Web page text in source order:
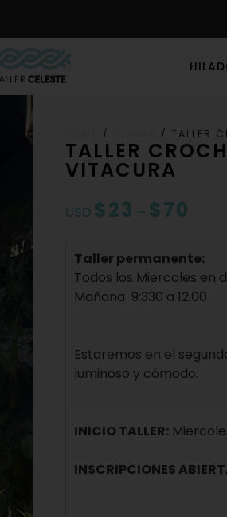
/ / TALLER
TALLER
VITACURA
USD $23 – $70
Taller permanente:
Todos los Miercoles en
Mañana 9:330 a 12:00
Estaremos en el
luminoso y cómodo.
INICIO TALLER:
INSCRIPCIONES